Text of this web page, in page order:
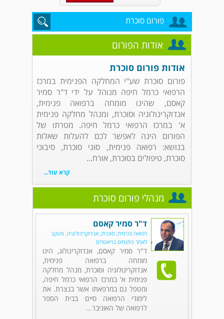
פורום סוכרת
אודות הפורום
אודות פורום סוכרת
פורום סוכרת שע"י המחלקה הפנימית במרכז
הרפואי כרמל חיפה מנוהל על ידי ד"ר סמיר
קאסם, שהינו מומחה ברפואה פנימית,
אנדוקרינולוגיה וסוכרת, ומנהל מחלקה פנימית
א' במרכז הרפואי כרמל חיפה. מטרתו של
הפורום הינה לאפשר לכם להעלות שאלות
בנושא: רפואה פנימית, סוגי סוכרת, סיבוכי
סוכרת, טיפולים בסוכרת, אורח...
קרא עוד...
מנהלי פורום סוכרת
ד"ר סמיר קאסם
רפואה פנימית, סוכרת, אנדוקרינולוגיה, מעקב
לאחר ניתוחים בריאטרים
ד"ר סמיר קאסם, אנדוקרינולוג, הינו
מומחה ברפואה פנימית,
אנדוקרינולוגיה וסוכרת, מנהל מחלקה
פנימית א' במרכז הרפואי כרמל חיפה,
ומטפל גם במרפאתו אשר בנצרת. את
לימודי הרפואה סיים בבית הספר
לרפואה של האוניבר...